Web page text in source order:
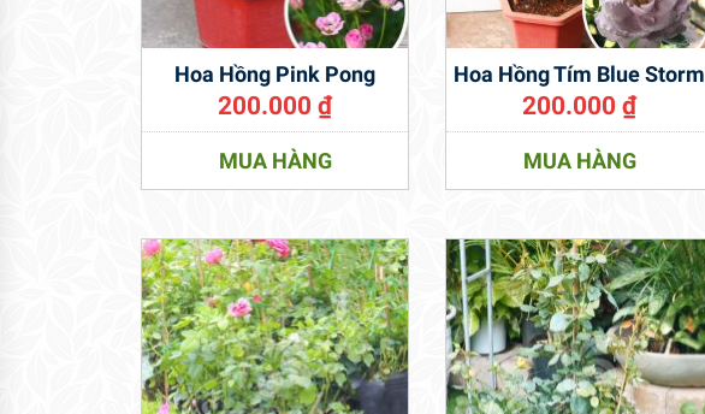
Hoa Hồng Pink Pong
200.000₫
MUA HÀNG
Hoa Hồng Tím Blue Storm
200.000₫
MUA HÀNG